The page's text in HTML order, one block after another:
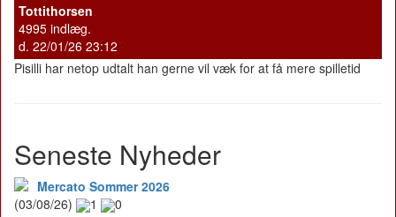
Tottithorsen
4995 indlæg.
d. 22/01/26 23:12
Pisilli har netop udtalt han gerne vil væk for at få mere spilletid
Seneste Nyheder
Mercato Sommer 2026
(03/08/26)
1 0